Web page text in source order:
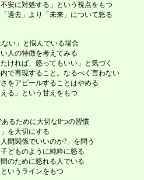
安に対処する」という視点をもつ
過去」より「未来」について怒る
い」と悩んでいる場合
人の特徴を考えてみる
ければ、怒ってもいい」と気づく
で再現すること。なるべく言わない
をアピールすることはやめる
る」という甘えをもつ
るために大切な8つの習慣
を大切にする
間関係でいいのか?」を問う
どものように純粋に怒る
のために怒れる人でいる
いうラインをもつ